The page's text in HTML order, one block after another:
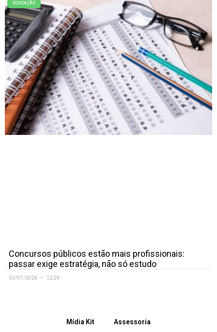
EDUCAÇÃO
Concursos públicos estão mais profissionais:
passar exige estratégia, não só estudo
01/07/2026 12:29
Mídia Kit Assessoria